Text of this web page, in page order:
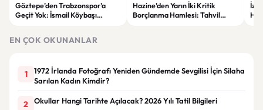
Göztepe’den Trabzonspor’a
Geçit Yok: İsmail Köybaşı
Hazine’den Yarın İki Kritik
Borçlanma Hamlesi: Tahvil
EN ÇOK OKUNANLAR
1
1972 İrlanda Fotoğrafı Yeniden Gündemde Sevgilisi İçin Silaha
Sarılan Kadın Kimdir?
2 Okullar Hangi Tarihte Açılacak? 2026 Yılı Tatil Bilgileri